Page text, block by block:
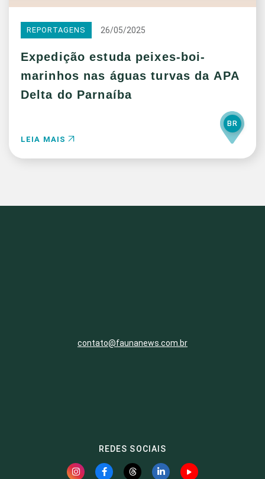
REPORTAGENS 26/05/2025
Expedição estuda peixes-boi-
marinhos nas águas turvas da APA
Delta do Parnaíba
LEIA MAIS
BR
contato@faunanews.com.br
REDES SOCIAIS